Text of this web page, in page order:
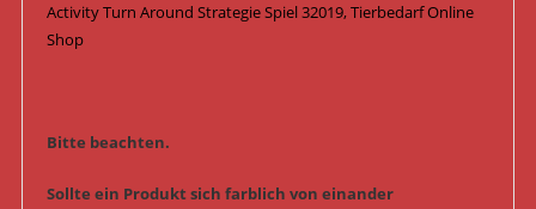
Activity Turn Around Strategie Spiel 32019, Tierbedarf Online
Shop
Bitte beachten.
Sollte ein Produkt sich farblich von einander